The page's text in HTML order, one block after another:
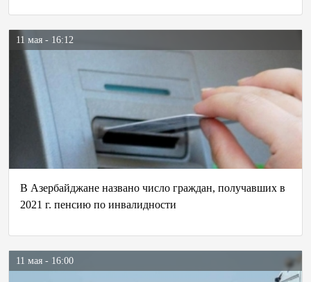
11 мая - 16:12
В Азербайджане названо число граждан, получавших в
2021 г. пенсию по инвалидности
11 мая - 16:00